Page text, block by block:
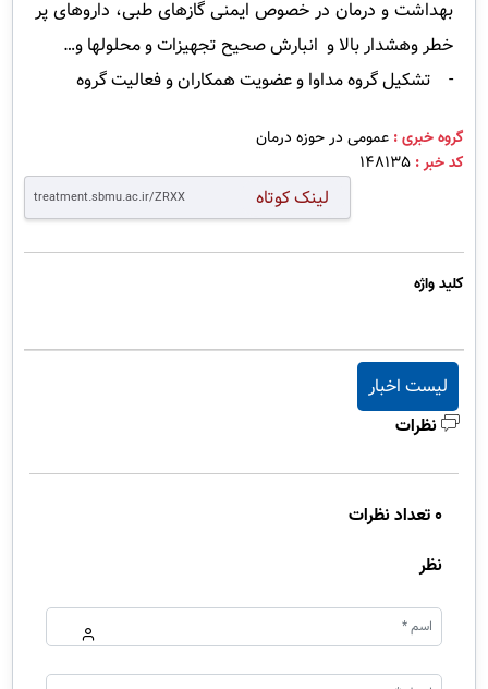
بهداشت و درمان در خصوص ایمنی گاز‌های طبی، داروهای پر
خطر وهشدار بالا و انبارش صحیح تجهیزات و محلولها و…
- تشکیل گروه مداوا و عضویت همکاران و فعالیت گروه
گروه خبری :عمومی در حوزه درمان
کد خبر :148135
لینک کوتاه
کلید واژه
لیست اخبار
نظرات
0 تعداد نظرات
نظر